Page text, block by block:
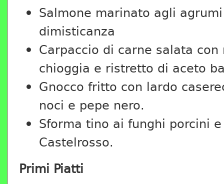
Salmone marinato agli
dimisticanza
Carpaccio di carne salata
chioggia e ristretto di aceto
Gnocco fritto con lardo
noci e pepe nero.
Sforma tino ai funghi porcini
Castelrosso.
Primi Piatti